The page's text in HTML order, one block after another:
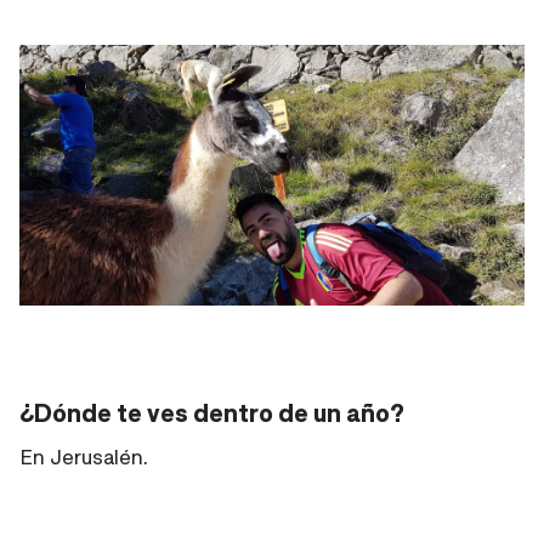
¿Dónde te ves dentro de un año?
En Jerusalén.